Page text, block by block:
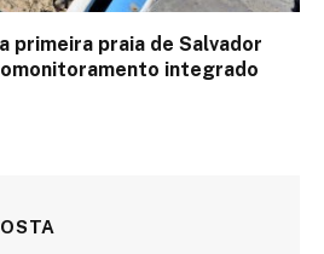
primeira praia de Salvador
integrado